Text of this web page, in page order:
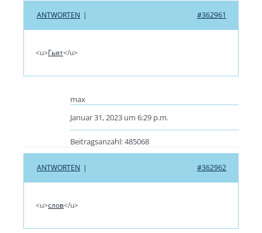
#362961
ANTWORTEN |
<u>Гьят</u>
max
Januar 31, 2023 um 6:29 p.m.
Beitragsanzahl: 485068
#362962
ANTWORTEN |
<u>слов</u>